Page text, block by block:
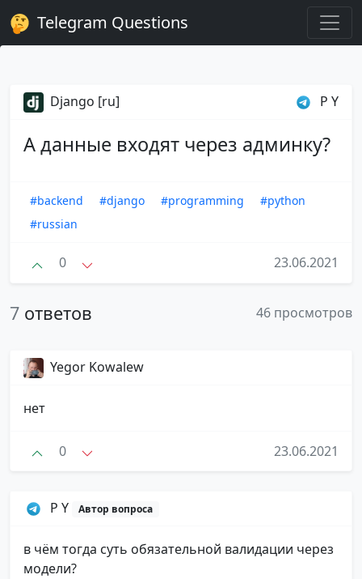
Telegram Questions
Django [ru] P Y
А данные входят через админку?
#backend #django #programming
#python
#russian
0 23.06.2021
7 ответов 46 просмотров
Yegor Kowalew
нет
0 23.06.2021
P Y Автор вопроса
в чём тогда суть обязательной валидации через
модели?